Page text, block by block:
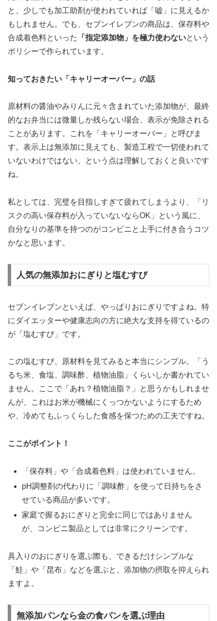
と、少しでも加工助剤が使われていれば「嘘」に見えるか
もしれません。でも、セブンイレブンの商品は、保存料や
合成着色料といった
「指定添加物」を極力使わないという
ポリシーで作られています。
知っておきたい「キャリーオーバー」の話
原材料の醤油やみりんに元々含まれていた添加物が、最終
的なお弁当には微量しか残らない場合、表示が免除される
ことがあります。これを「キャリーオーバー」と呼びま
す。表示上は無添加に見えても、製造工程で一切使われて
いないわけではない、という点は理解しておくと良いです
ね。
私としては、完璧を目指しすぎて疲れてしまうより、
「リ
スクの高い保存料が入っていないならOK」
という風に、
自分なりの基準を持つのがコンビニと上手に付き合うコツ
かなと思います。
人気の無添加おにぎりと塩むすび
セブンイレブンといえば、やっぱりおにぎりですよね。特
にダイエッターや健康志向の方に絶大な支持を得ているの
が「塩むすび」です。
この塩むすび、原材料を見てみると本当にシンプル。「う
るち米、食塩、調味酢、植物油脂」くらいしか書かれてい
ません。ここで「あれ？植物油脂？」と思うかもしれませ
んが、これはお米が機械にくっつかないようにするため
や、冷めてもふっくらした食感を保つための工夫ですね。
ここがポイント！
「保存料」や「合成着色料」は使われていません。
pH調整剤の代わりに「調味酢」を使って日持ちをさ
せている商品が多いです。
家庭で握るおにぎりと完全に同じではありません
が、コンビニ製品としては非常にクリーンです。
具入りのおにぎりを選ぶ際も、できるだけシンプルな
「鮭」や「昆布」などを選ぶと、添加物の摂取を抑えられ
ますよ。
無添加パンなら金の食パンを選ぶ理由